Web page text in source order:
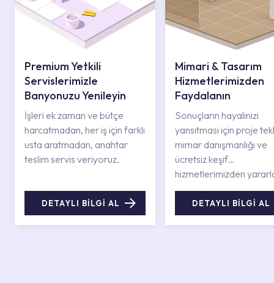
Premium Yetkili
Servislerimizle
Banyonuzu Yenileyin
İşleri ek zaman ve bütçe
harcatmadan, her iş için farklı
usta aratmadan, anahtar
teslim servis veriyoruz.
DETAYLI BİLGİ AL
Mimari & Tasarım
Hizmetlerimizden
Faydalanın
Sonuçların hayalinizi
yansıtması için proje
mimar danışmanlığı ve
ücretsiz keşif
hizmetlerimizden
DETAYLI BİLGİ AL